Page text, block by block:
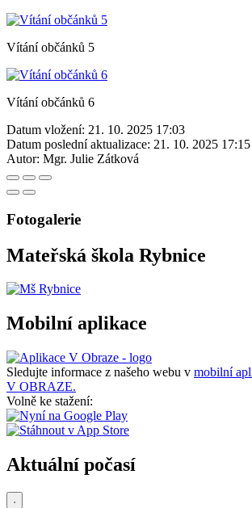
Vítání občánků 5
Vítání občánků 6
Datum vložení: 21. 10. 2025 17:03
Datum poslední aktualizace: 21. 10. 2025 17:15
Autor: Mgr. Julie Zátková
Fotogalerie
Mateřská škola Rybnice
Mobilní aplikace
Sledujte informace z našeho webu v mobilní
V OBRAZE.
Volně ke stažení:
Aktuální počasí